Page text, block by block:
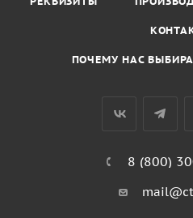
ПОЧЕМУ НАС
8 (800)